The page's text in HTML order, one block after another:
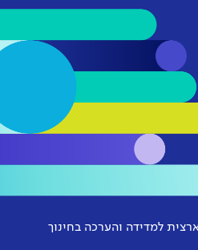
למדידה והערכה בחינוך